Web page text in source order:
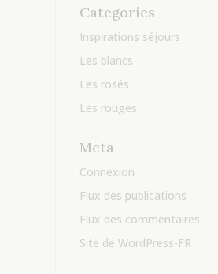
Categories
Inspirations séjours
Les blancs
Les rosés
Les rouges
Meta
Connexion
Flux des publications
Flux des commentaires
Site de WordPress-FR